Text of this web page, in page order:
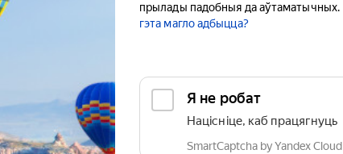
прылады падобныя да аўтаматычных.
гэта магло адбыцца?
Я не робат
Націсніце, каб працягнуць
SmartCaptcha by Yandex Cloud